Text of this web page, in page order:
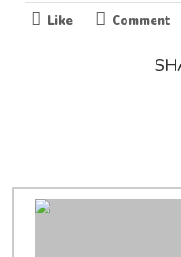
Like Comment